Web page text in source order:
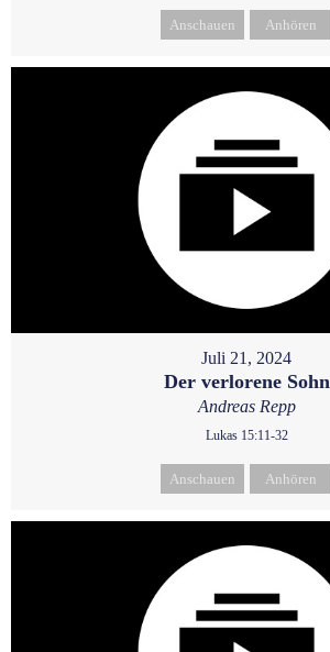
Anschauen Anhören
Juli 21, 2024
Der verlorene Sohn
Andreas Repp
Lukas 15:11-32
Anschauen Anhören